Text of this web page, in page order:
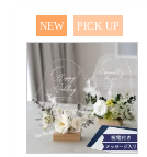
NEW PICK UP